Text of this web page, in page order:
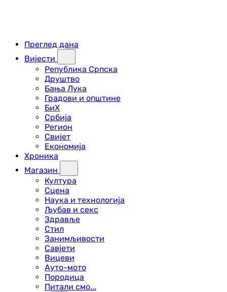
Преглед дана
Вијести
Република Српска
Друштво
Бања Лука
Градови и општине
БиХ
Србија
Регион
Свијет
Економија
Хроника
Магазин
Култура
Сцена
Наука и технологија
Љубав и секс
Здравље
Стил
Занимљивости
Савјети
Вицеви
Ауто-мото
Породица
Питали смо...